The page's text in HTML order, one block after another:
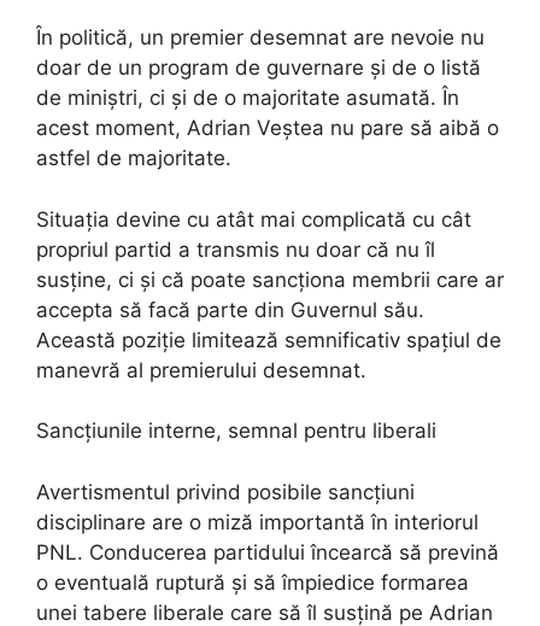
În politică, un premier desemnat are nevoie nu
doar de un program de guvernare și de o listă
de miniștri, ci și de o majoritate asumată. În
acest moment, Adrian Veștea nu pare să aibă o
astfel de majoritate.
Situația devine cu atât mai complicată cu cât
propriul partid a transmis nu doar că nu îl
susține, ci și că poate sancționa membrii care ar
accepta să facă parte din Guvernul său.
Această poziție limitează semnificativ spațiul de
manevră al premierului desemnat.
Sancțiunile interne, semnal pentru liberali
Avertismentul privind posibile sancțiuni
disciplinare are o miză importantă în interiorul
PNL. Conducerea partidului încearcă să prevină
o eventuală ruptură și să împiedice formarea
unei tabere liberale care să îl susțină pe Adrian